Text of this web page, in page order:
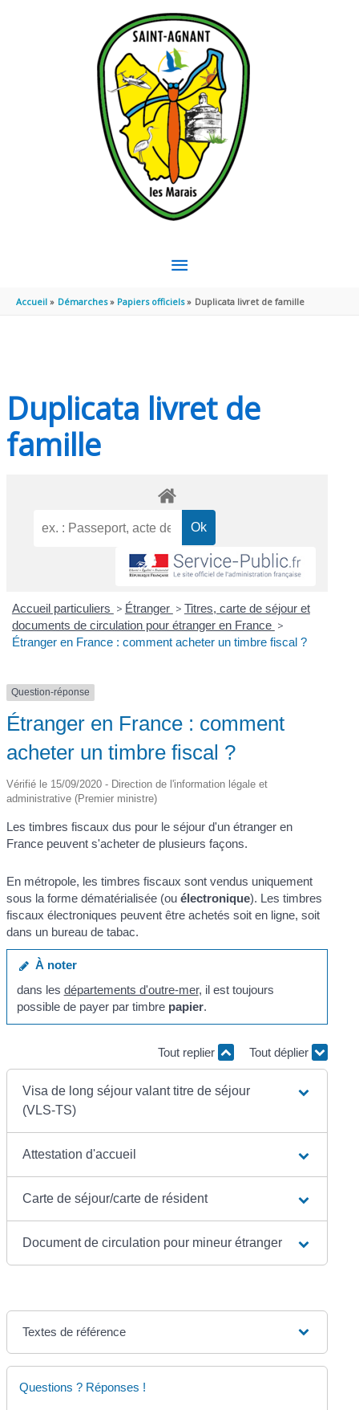
MENU
PRINCIPAL
Accueil Démarches Papiers officiels Duplicata livret de famille
Duplicata livret de
famille
Accueil particuliers > Étranger > Titres, carte de séjour et
documents de circulation pour étranger en France >
Étranger en France : comment acheter un timbre fiscal ?
Question-réponse
Étranger en France : comment
acheter un timbre fiscal ?
Vérifié le 15/09/2020 - Direction de l'information légale et
administrative (Premier ministre)
Les timbres fiscaux dus pour le séjour d'un étranger en
France peuvent s'acheter de plusieurs façons.
En métropole, les timbres fiscaux sont vendus uniquement
sous la forme dématérialisée (ouélectronique). Les timbres
fiscaux électroniques peuvent être achetés soit en ligne, soit
dans un bureau de tabac.
À noter
dans les départements d'outre-mer, il est toujours
possible de payer par timbre papier.
Tout replier Tout déplier
Visa de long séjour valant titre de séjour
(VLS-TS)
Attestation d'accueil
Carte de séjour/carte de résident
Document de circulation pour mineur étranger
Textes de référence
Questions ? Réponses !